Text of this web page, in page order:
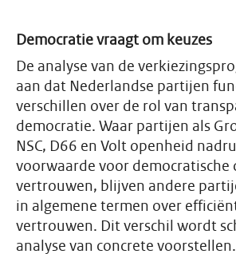
Democratie vraagt om keuzes
De analyse van de
aan dat Nederlandse partijen
verschillen over de rol van
democratie. Waar partijen als
NSC, D66 en Volt openheid
voorwaarde voor democratische
vertrouwen, blijven andere
in algemene termen over
vertrouwen. Dit verschil wordt
analyse van concrete